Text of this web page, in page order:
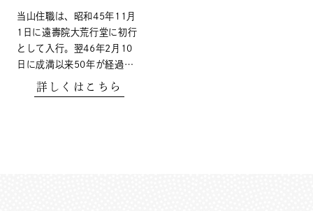
当山住職は、昭和45年11月
1日に遠壽院大荒行堂に初行
として入行。翌46年2月10
日に成満以来50年が経過…
詳しくはこちら